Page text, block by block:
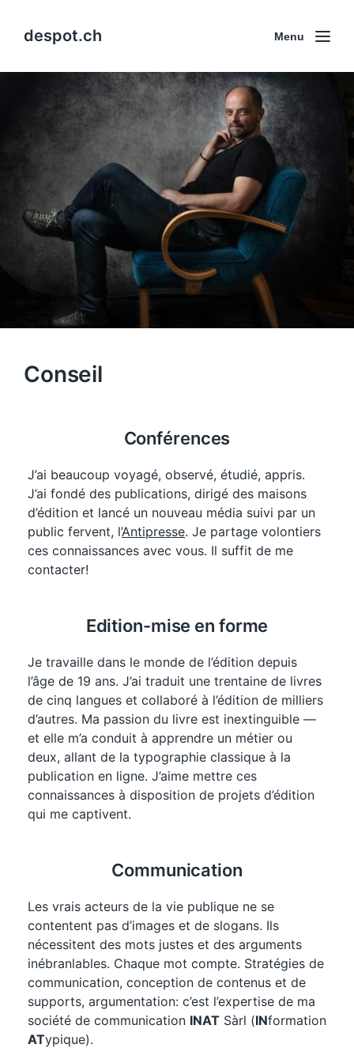
despot.ch Menu
Conseil
Conférences
J’ai beaucoup voyagé, observé, étudié, appris.
J’ai fondé des publications, dirigé des maisons
d’édition et lancé un nouveau média suivi par un
public fervent, l’Antipresse. Je partage volontiers
ces connaissances avec vous. Il suffit de me
contacter!
Edition-mise en forme
Je travaille dans le monde de l’édition depuis
l’âge de 19 ans. J’ai traduit une trentaine de livres
de cinq langues et collaboré à l’édition de milliers
d’autres. Ma passion du livre est inextinguible —
et elle m’a conduit à apprendre un métier ou
deux, allant de la typographie classique à la
publication en ligne. J’aime mettre ces
connaissances à disposition de projets d’édition
qui me captivent.
Communication
Les vrais acteurs de la vie publique ne se
contentent pas d’images et de slogans. Ils
nécessitent des mots justes et des arguments
inébranlables. Chaque mot compte. Stratégies de
communication, conception de contenus et de
supports, argumentation: c’est l’expertise de ma
société de communication INAT Sàrl (INformation
ATypique).